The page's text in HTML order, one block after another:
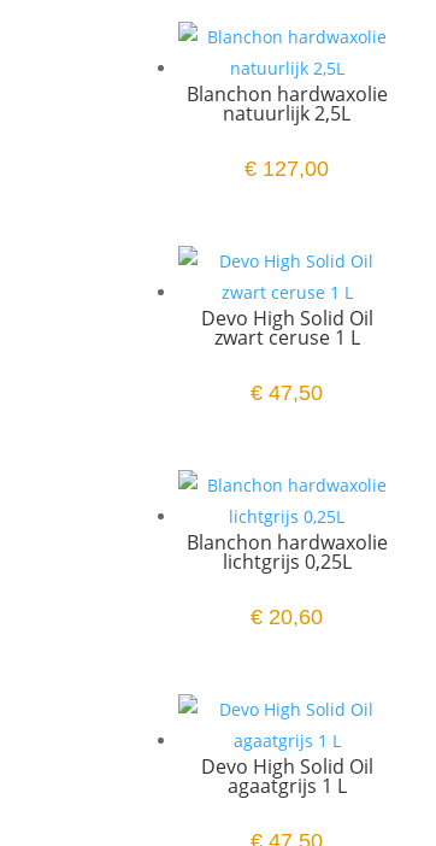
Blanchon hardwaxolie
natuurlijk 2,5L
€ 127,00
Devo High Solid Oil
zwart ceruse 1 L
€ 47,50
Blanchon hardwaxolie
lichtgrijs 0,25L
€ 20,60
Devo High Solid Oil
agaatgrijs 1 L
€ 47,50